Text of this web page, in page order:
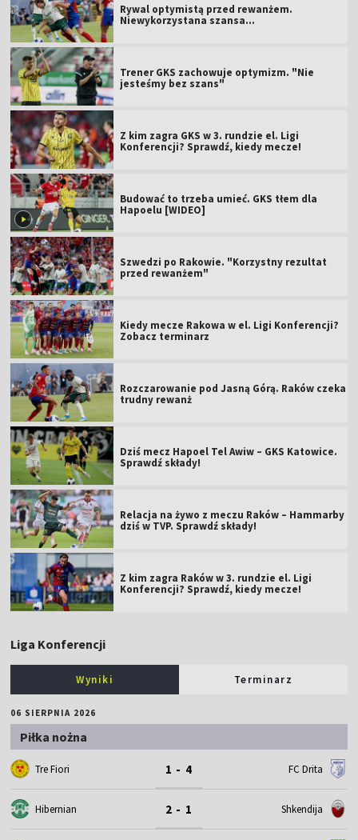
Rywal optymistą przed rewanżem.
Niewykorzystana szansa...
Trener GKS zachowuje optymizm. "Nie
jesteśmy bez szans"
Z kim zagra GKS w 3. rundzie el. Ligi
Konferencji? Sprawdź, kiedy mecze!
Budować to trzeba umieć. GKS tłem dla
Hapoelu [WIDEO]
Szwedzi po Rakowie. "Korzystny rezultat
przed rewanżem"
Kiedy mecze Rakowa w el. Ligi Konferencji?
Zobacz terminarz
Rozczarowanie pod Jasną Górą. Raków czeka
trudny rewanż
Dziś mecz Hapoel Tel Awiw – GKS Katowice.
Sprawdź składy!
Relacja na żywo z meczu Raków – Hammarby
dziś w TVP. Sprawdź składy!
Z kim zagra Raków w 3. rundzie el. Ligi
Konferencji? Sprawdź, kiedy mecze!
Liga Konferencji
Wyniki Terminarz
06 SIERPNIA 2026
Piłka nożna
Tre Fiori 1 - 4 FC Drita
Hibernian 2 - 1 Shkendija